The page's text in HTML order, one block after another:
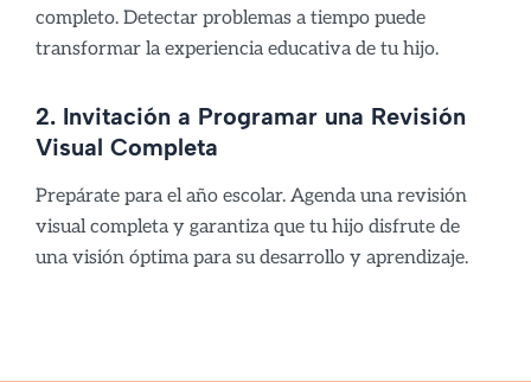
completo. Detectar problemas a tiempo puede
transformar la experiencia educativa de tu hijo.
2. Invitación a Programar una Revisión
Visual Completa
Prepárate para el año escolar. Agenda una revisión
visual completa y garantiza que tu hijo disfrute de
una visión óptima para su desarrollo y aprendizaje.